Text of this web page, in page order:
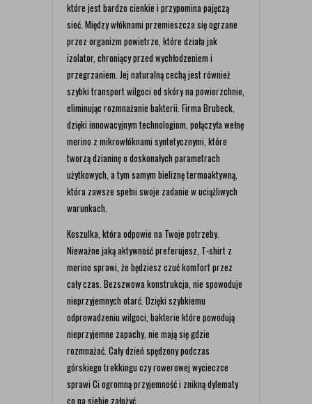
które jest bardzo cienkie i przypomina pajęczą
sieć. Między włóknami przemieszcza się ogrzane
przez organizm powietrze, które działa jak
izolator, chroniący przed wychłodzeniem i
przegrzaniem. Jej naturalną cechą jest również
szybki transport wilgoci od skóry na powierzchnie,
eliminując rozmnażanie bakterii. Firma Brubeck,
dzięki innowacyjnym technologiom, połączyła wełnę
merino z mikrowłóknami syntetycznymi, które
tworzą dzianinę o doskonałych parametrach
użytkowych, a tym samym bieliznę termoaktywną,
która zawsze spełni swoje zadanie w uciążliwych
warunkach.
Koszulka, która odpowie na Twoje potrzeby.
Nieważne jaką aktywność preferujesz, T-shirt z
merino sprawi, że będziesz czuć komfort przez
cały czas. Bezszwowa konstrukcja, nie spowoduje
nieprzyjemnych otarć. Dzięki szybkiemu
odprowadzeniu wilgoci, bakterie które powodują
nieprzyjemne zapachy, nie mają się gdzie
rozmnażać. Cały dzień spędzony podczas
górskiego trekkingu czy rowerowej wycieczce
sprawi Ci ogromną przyjemność i znikną dylematy
co na siebie założyć.